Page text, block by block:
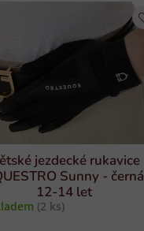
jezdecké rukavice
Sunny - černá
12-14 let
(2 ks)